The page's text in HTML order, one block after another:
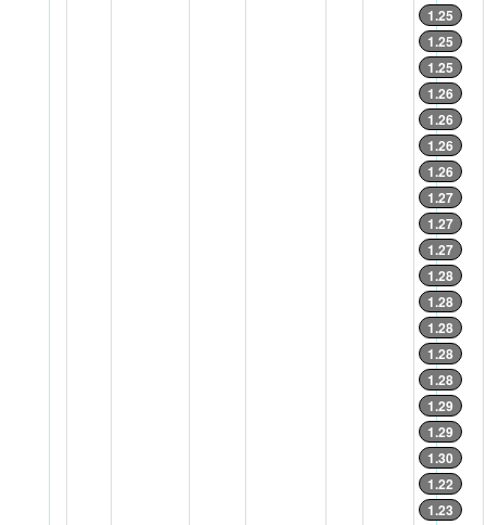
1.25
1.25
1.25
1.26
1.26
1.26
1.26
1.27
1.27
1.27
1.28
1.28
1.28
1.28
1.28
1.29
1.29
1.30
1.22
1.23